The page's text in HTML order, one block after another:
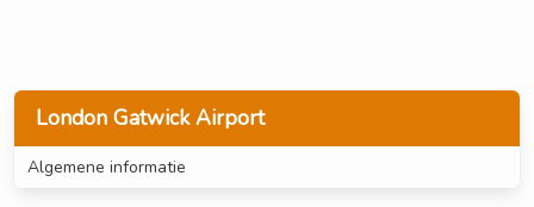
London Gatwick Airport
Algemene informatie